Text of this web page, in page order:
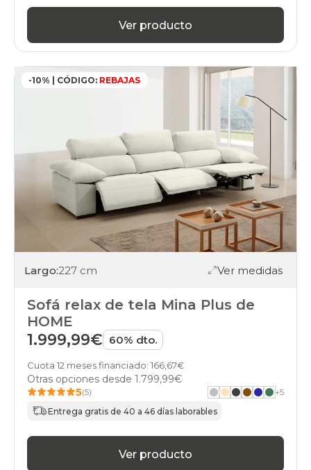
Ver producto
-10% | CÓDIGO: REBAJAS
Largo:227 cm Ver medidas
Sofá relax de tela Mina Plus de
HOME
1.999,99€ 60% dto.
Cuota 12 meses financiado: 166,67€
Otras opciones desde 1.799,99€
5(5) +5
Entrega gratis de 40 a 46 días laborables
Ver producto